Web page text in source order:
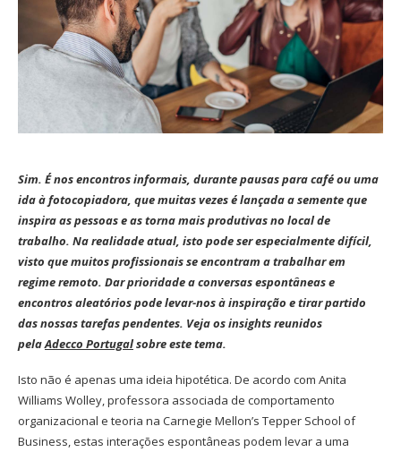
Sim. É nos encontros informais, durante pausas para café ou uma
ida à fotocopiadora, que muitas vezes é lançada a semente que
inspira as pessoas e as torna mais produtivas no local de
trabalho. Na realidade atual, isto pode ser especialmente difícil,
visto que muitos profissionais se encontram a trabalhar em
regime remoto. Dar prioridade a conversas espontâneas e
encontros aleatórios pode levar-nos à inspiração e tirar partido
das nossas tarefas pendentes. Veja os insights reunidos
pelaAdecco Portugalsobre este tema.
Isto não é apenas uma ideia hipotética. De acordo com Anita
Williams Wolley, professora associada de comportamento
organizacional e teoria na Carnegie Mellon’s Tepper School of
Business, estas interações espontâneas podem levar a uma